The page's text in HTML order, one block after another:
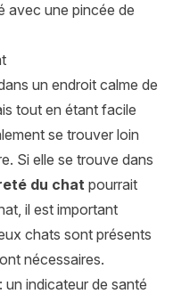
avec une pincée de
un endroit calme de
tout en étant facile
se trouver loin
Si elle se trouve dans
du chatpourrait
il est important
chats sont présents
nécessaires.
un indicateur de santé